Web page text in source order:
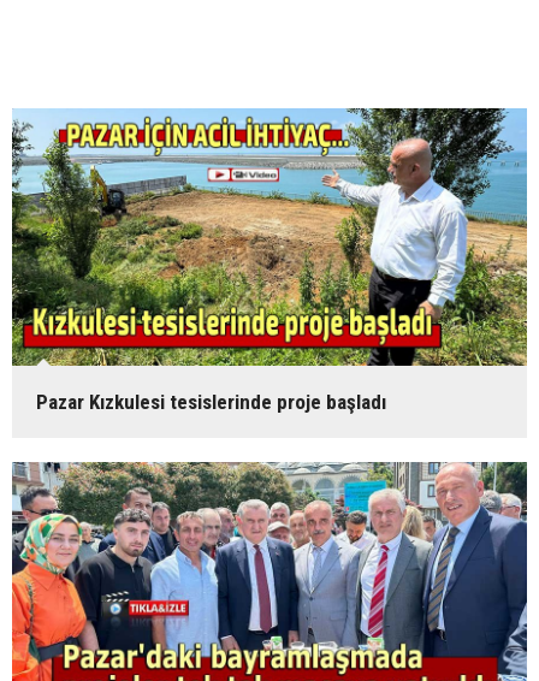
Pazar Kızkulesi tesislerinde proje başladı